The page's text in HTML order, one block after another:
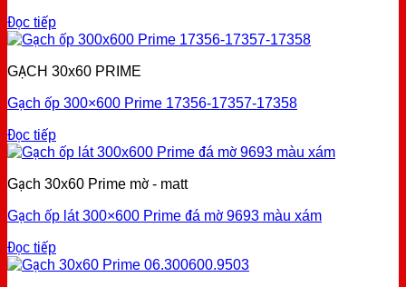
Đọc tiếp
GẠCH 30x60 PRIME
Gạch ốp 300×600 Prime 17356-17357-17358
Đọc tiếp
Gạch 30x60 Prime mờ - matt
Gạch ốp lát 300×600 Prime đá mờ 9693 màu xám
Đọc tiếp